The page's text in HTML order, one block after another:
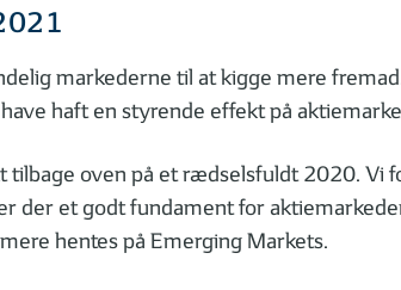
markederne til at kigge mere
haft en styrende effekt på
oven på et rædselsfuldt 2020. Vi
der et godt fundament for
hentes på Emerging Markets.